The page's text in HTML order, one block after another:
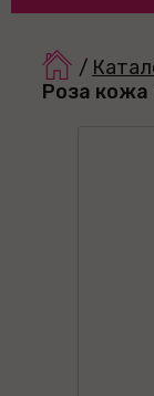
/
Роза кожа